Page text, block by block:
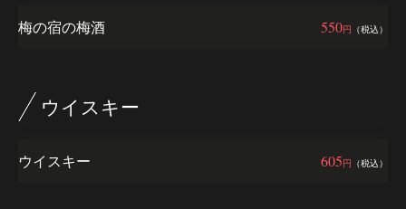
550円 （税込）
梅の宿の梅酒
ウイスキー
605円 （税込）
ウイスキー